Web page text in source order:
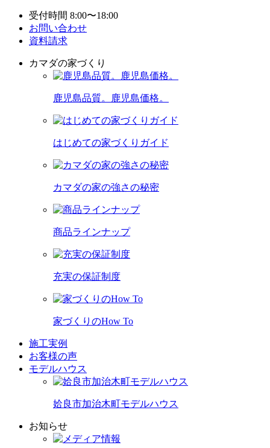
受付時間 8:00〜18:00
お問い合わせ
資料請求
カマダの家づくり
鹿児島品質。鹿児島価格。
はじめての家づくりガイド
カマダの家の強さの秘密
商品ラインナップ
充実の保証制度
家づくりのHow To
施工実例
お客様の声
モデルハウス
姶良市加治木町モデルハウス
お知らせ